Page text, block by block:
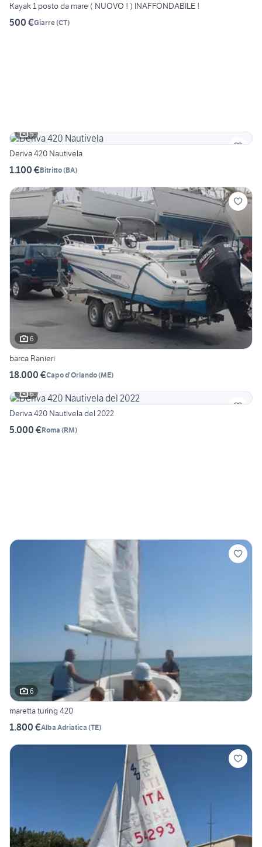
Kayak 1 posto da mare ( NUOVO ! ) INAFFONDABILE !
500 €Giarre(CT)
5
Deriva 420 Nautivela
1.100 €Bitritto(BA)
6
barca Ranieri
18.000 €Capo d'Orlando(ME)
6
Deriva 420 Nautivela del 2022
5.000 €Roma (RM)
6
maretta turing 420
1.800 €Alba Adriatica (TE)